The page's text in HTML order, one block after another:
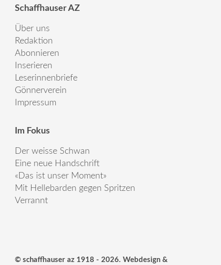
Schaffhauser AZ
Über uns
Redaktion
Abonnieren
Inserieren
Leserinnenbriefe
Gönnerverein
Impressum
Im Fokus
Der weisse Schwan
Eine neue Handschrift
«Das ist unser Moment»
Mit Hellebarden gegen Spritzen
Verrannt
© schaffhauser az 1918 - 2026. Webdesign &